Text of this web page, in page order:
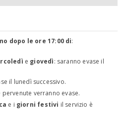
dopo le ore 17:00 di:
e giovedì: saranno evase il
il lunedì successivo.
verranno evase.
e i giorni festivi il servizio è